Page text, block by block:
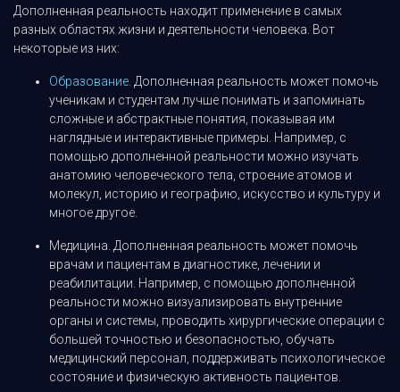
Дополненная реальность находит применение в самых
разных областях жизни и деятельности человека. Вот
некоторые из них:
Образование. Дополненная реальность может помочь
ученикам и студентам лучше понимать и запоминать
сложные и абстрактные понятия, показывая им
наглядные и интерактивные примеры. Например, с
помощью дополненной реальности можно изучать
анатомию человеческого тела, строение атомов и
молекул, историю и географию, искусство и культуру и
многое другое.
Медицина. Дополненная реальность может помочь
врачам и пациентам в диагностике, лечении и
реабилитации. Например, с помощью дополненной
реальности можно визуализировать внутренние
органы и системы, проводить хирургические операции с
большей точностью и безопасностью, обучать
медицинский персонал, поддерживать психологическое
состояние и физическую активность пациентов.